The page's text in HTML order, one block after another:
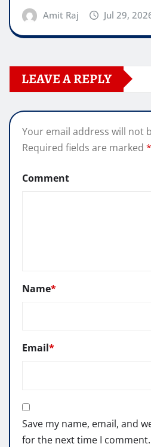
Amit Raj Jul 29,
LEAVE A REPLY
Your email address will not
Required fields are marked *
Comment
Name*
Email*
Save my name, email, and
for the next time I comment.